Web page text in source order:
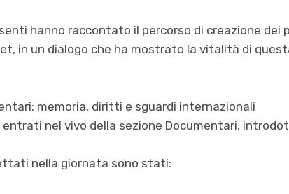
hanno raccontato il percorso di creazione dei
in un dialogo che ha mostrato la vitalità di
memoria, diritti e sguardi internazionali
entrati nel vivo della sezione Documentari,
nella giornata sono stati: